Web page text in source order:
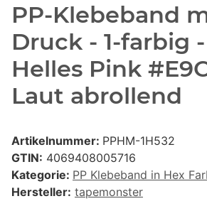
PP-Klebeband
Druck - 1-farbig
Helles Pink
Laut abrollend
Artikelnummer: PPHM-1H532
GTIN: 4069408005716
Kategorie: PP Klebeband in Hex
Hersteller: tapemonster